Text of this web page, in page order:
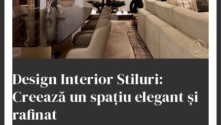
Design Interior Stiluri:
Creează un spațiu elegant și
rafinat
elegant
rafinat